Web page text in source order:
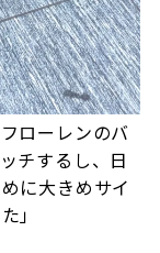
ローレンのバ
チするし、日
に大きめサイ
」